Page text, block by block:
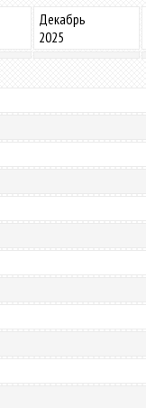
Декабрь
2025